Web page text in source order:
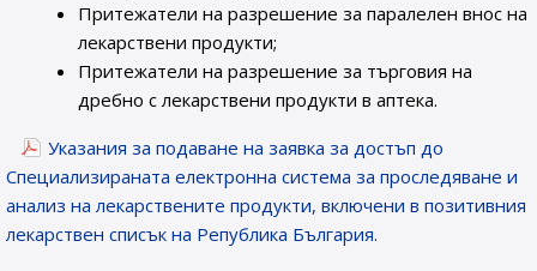
Притежатели на разрешение за паралелен внос на
лекарствени продукти;
Притежатели на разрешение за търговия на
дребно с лекарствени продукти в аптека.
Указания за подаване на заявка за достъп до
Специализираната електронна система за проследяване и
анализ на лекарствените продукти, включени в позитивния
лекарствен списък на Република България.